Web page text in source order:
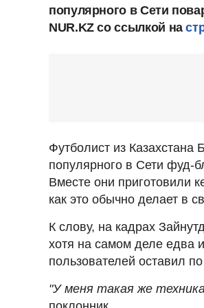
популярного в Сети
NUR.KZ со ссылкой на
Футболист из Казахстана
популярного в Сети фуд-
Вместе они приготовили
как это обычно делает в
К слову, на кадрах
хотя на самом деле едва
пользователей оставил
"У меня такая же